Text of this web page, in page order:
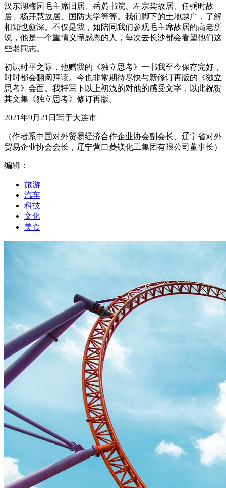
汉东湖梅园毛主席旧居、岳麓书院、左宗棠故居、任弼时故
居、杨开慧故居、国防大学等等。我们脚下的土地越广，了解
相知也愈深。不仅是我，如陪同我们参观毛主席故居的高老所
说，他是一个重情义懂感恩的人，每次去长沙都会看望他们这
些老同志。
初识时平之际，他赠我的《独立思考》一书我至今保存完好，
时时都会翻阅拜读。今也非常期待尽快与新修订再版的《独立
思考》会面。我特写下以上初浅的对他的感受文字，以此祝贺
其文集《独立思考》修订再版。
2021年9月21日写于大连市
（作者系中国对外贸易经济合作企业协会副会长、辽宁省对外
贸易企业协会会长，辽宁营口菱镁化工集团有限公司董事长）
编辑：
旅游
汽车
科技
文化
美食